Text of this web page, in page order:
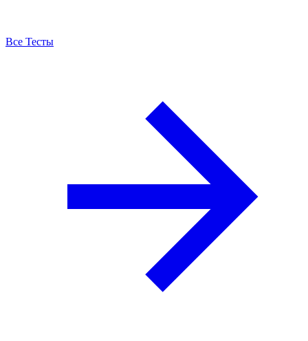
Все Тесты